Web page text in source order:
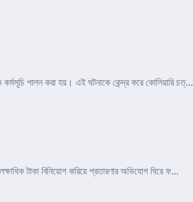
পালন করা হয়। এই ঘটনাকে কেন্দ্র করে কোলিয়ারি চত্...
টাকা বিনিয়োগ করিয়ে প্রতারণার অভিযোগ ঘিরে ফ...